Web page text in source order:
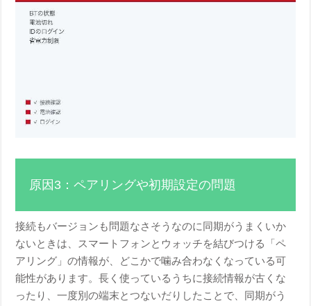
原因3：ペアリングや初期設定の問題
接続もバージョンも問題なさそうなのに同期がうまくいか
ないときは、スマートフォンとウォッチを結びつける「ペ
アリング」の情報が、どこかで噛み合わなくなっている可
能性があります。長く使っているうちに接続情報が古くな
ったり、一度別の端末とつないだりしたことで、同期がう